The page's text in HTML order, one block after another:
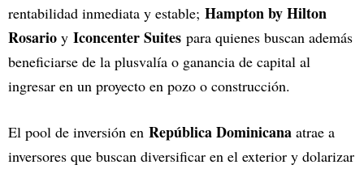
rentabilidad inmediata y estable; Hampton by Hilton
Rosario y Iconcenter Suites para quienes buscan además
beneficiarse de la plusvalía o ganancia de capital al
ingresar en un proyecto en pozo o construcción.
El pool de inversión en República Dominicana atrae a
inversores que buscan diversificar en el exterior y dolarizar